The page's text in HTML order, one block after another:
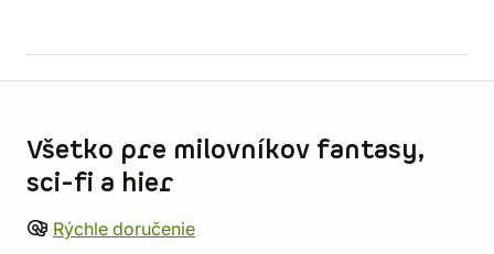
Všetko pre milovníkov fantasy,
sci-fi a hier
Rýchle doručenie